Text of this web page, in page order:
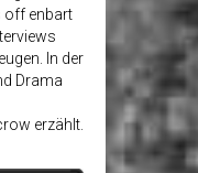
off enbart
In der
Drama
erzählt.